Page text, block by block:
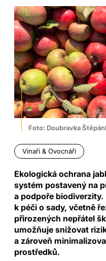
Foto: Doubravka
Vinaři & Ovocnáři
Ekologická ochrana
systém postavený na
a podpoře
k péči o sady, včetně
přirozených nepřátel
umožňuje snižovat
a zároveň
prostředků.